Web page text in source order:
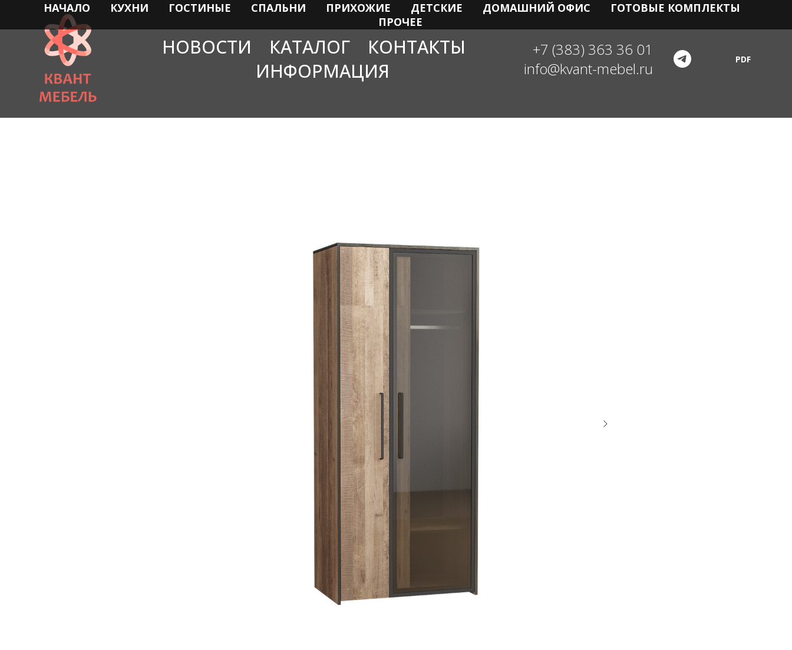
НОВОСТИ КАТАЛОГ
КОНТАКТЫ
ИНФОРМАЦИЯ
+7 (383) 363 36 01
info@kvant-mebel.ru
PDF
НАЧАЛО КУХНИ ГОСТИНЫЕ СПАЛЬНИ ПРИХОЖИЕ ДЕТСКИЕ ДОМАШНИЙ ОФИС
ГОТОВЫЕ КОМПЛЕКТЫ
ПРОЧЕЕ